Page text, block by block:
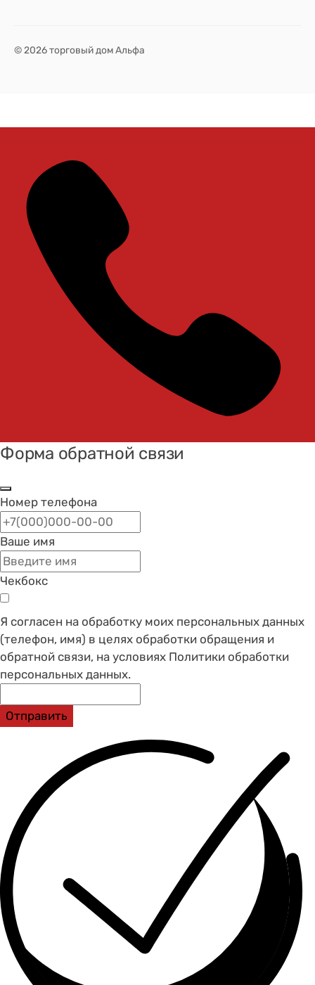
© 2026 торговый дом Альфа
Форма обратной связи
Номер телефона
Ваше имя
Чекбокс
Я согласен на обработку моих персональных данных
(телефон, имя) в целях обработки обращения и
обратной связи, на условиях Политики обработки
персональных данных.
Отправить